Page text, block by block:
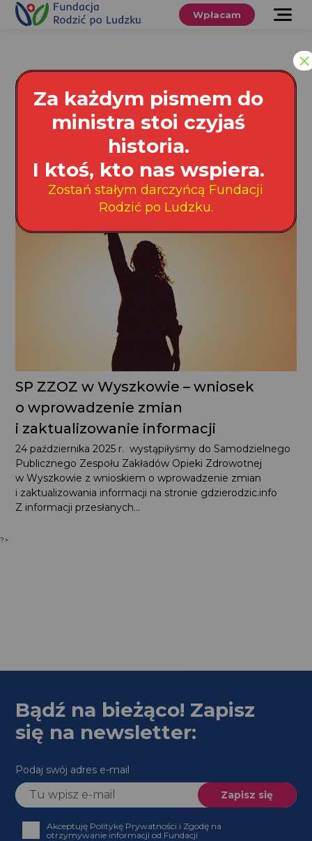
Przewiń
treści
Co robimy
Wspieraj
nas
Sklep
Niezbędnik
Search
for:
Search Button
Wpłacam
Tag: Wyszków
SP ZZOZ w Wyszkowie – wniosek
o wprowadzenie zmian
i zaktualizowanie informacji
24 października 2025 r. wystąpiłyśmy do Samodzielnego
Publicznego Zespołu Zakładów Opieki Zdrowotnej
w Wyszkowie z wnioskiem o wprowadzenie zmian
i zaktualizowania informacji na stronie gdzierodzic.info
Z informacji przesłanych...
?>
Bądź na bieżąco! Zapisz
się na newsletter:
Podaj swój adres e-mail
Akceptuję Politykę Prywatności i Zgodę na
otrzymywanie informacji od Fundacji
Za każdym pismem do
ministra stoi czyjaś
historia.
I ktoś, kto nas wspiera.
Zostań stałym darczyńcą Fundacji
Rodzić po Ludzku.
×